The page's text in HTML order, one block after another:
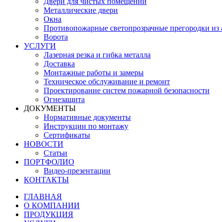
Металлические двери
Окна
Противопожарные светопрозрачные прегородки
Ворота
УСЛУГИ
Лазерная резка и гибка металла
Доставка
Монтажные работы и замеры
Техническое обслуживание и ремонт
Проектирование систем пожарной безопасности
Огнезащита
ДОКУМЕНТЫ
Нормативные документы
Инструкции по монтажу
Сертификаты
НОВОСТИ
Статьи
ПОРТФОЛИО
Видео-презентации
КОНТАКТЫ
ГЛАВНАЯ
О КОМПАНИИ
ПРОДУКЦИЯ